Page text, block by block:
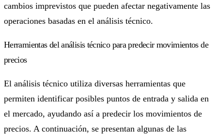
cambios imprevistos que pueden afectar negativamente las
operaciones basadas en el análisis técnico.
Herramientas del análisis técnico para predecir movimientos de
precios
El análisis técnico utiliza diversas herramientas que
permiten identificar posibles puntos de entrada y salida en
el mercado, ayudando así a predecir los movimientos de
precios. A continuación, se presentan algunas de las